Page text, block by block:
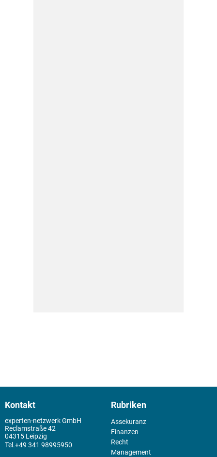
Kontakt
experten-netzwerk GmbH
Reclamstraße 42
04315 Leipzig
+49 341 98995950
Rubriken
Assekuranz
Finanzen
Recht
Management